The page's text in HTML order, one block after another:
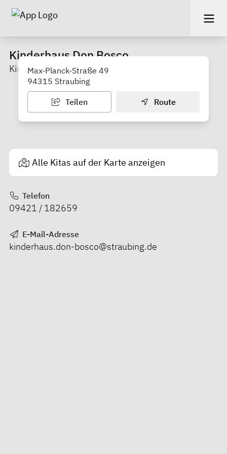
Kinderhaus Don Bosco
Kindergarten
Max-Planck-Straße 49
94315 Straubing
Teilen Route
Alle Kitas auf der Karte anzeigen
Telefon
09421 / 182659
E-Mail-Adresse
kinderhaus.don-bosco@straubing.de